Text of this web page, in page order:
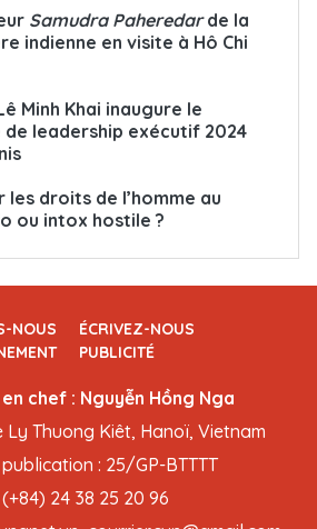
Samudra Paheredarde la
indienne en visite à Hô Chi
Minh Khai inaugure le
leadership exécutif 2024
les droits de l’homme au
ou intox hostile ?
NOUS
ÉCRIVEZ-NOUS
PUBLICITÉ
chef : Nguyễn Hồng Nga
Ly Thuong Kiêt, Hanoï, Vietnam
: 25/GP-BTTTT
(+84) 24 38 25 20 96